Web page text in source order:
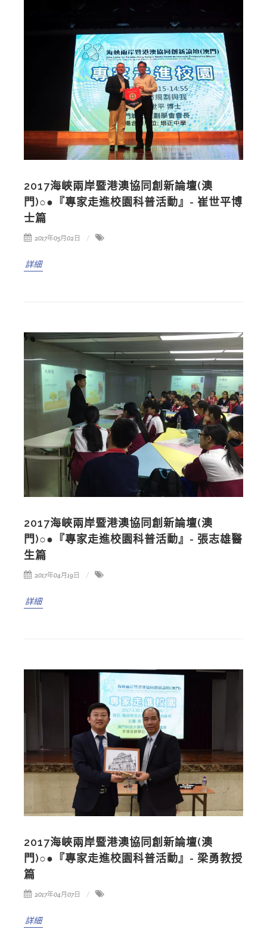
2017海峽兩岸暨港澳協同創新論壇(澳
門)○●『專家走進校園科普活動』- 崔世平博
士篇
2017年05月02日
詳細
2017海峽兩岸暨港澳協同創新論壇(澳
門)○●『專家走進校園科普活動』- 張志雄醫
生篇
2017年04月19日
詳細
2017海峽兩岸暨港澳協同創新論壇(澳
門)○●『專家走進校園科普活動』- 梁勇教授
篇
2017年04月07日
詳細